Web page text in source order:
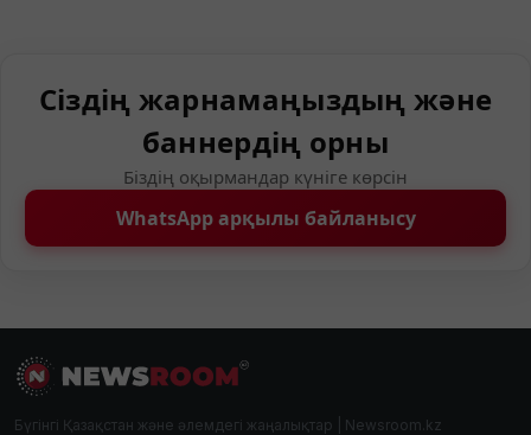
Сіздің жарнамаңыздың және
баннердің орны
Біздің оқырмандар күніге көрсін
WhatsApp арқылы байланысу
Бүгінгі Қазақстан және әлемдегі жаңалықтар | Newsroom.kz